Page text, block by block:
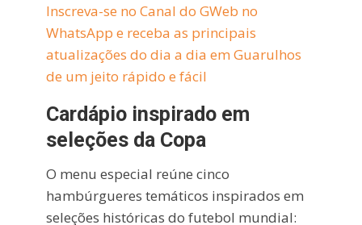
Inscreva-se no Canal do GWeb no
WhatsApp e receba as principais
atualizações do dia a dia em Guarulhos
de um jeito rápido e fácil
Cardápio inspirado em
seleções da Copa
O menu especial reúne cinco
hambúrgueres temáticos inspirados em
seleções históricas do futebol mundial: